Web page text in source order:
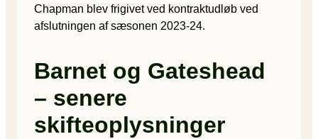
Chapman blev frigivet ved kontraktudløb ved
afslutningen af sæsonen 2023-24.
Barnet og Gateshead
– senere
skifteoplysninger